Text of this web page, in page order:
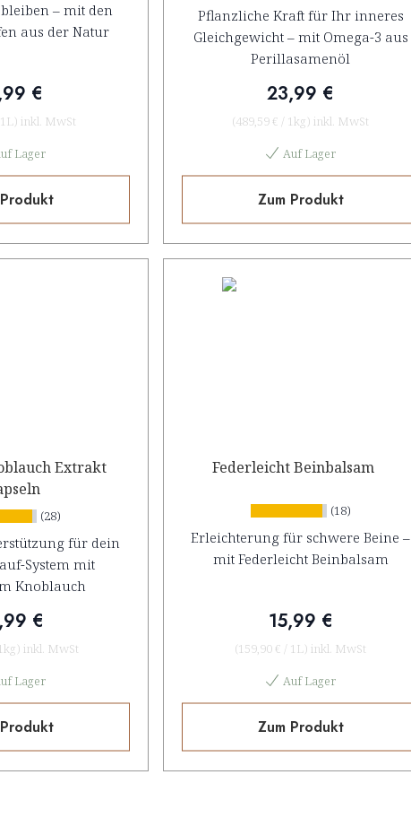
– mit den
aus der Natur
€
1L) inkl. MwSt
Lager
Pflanzliche Kraft für Ihr inneres
Gleichgewicht – mit Omega-3 aus
Perillasamenöl
23,99 €
(489,59 € / 1kg) inkl. MwSt
Auf Lager
Zum Produkt
Extrakt
(28)
für dein
System mit
Knoblauch
€
) inkl. MwSt
Lager
Federleicht Beinbalsam
(18)
Erleichterung für schwere Beine –
mit Federleicht Beinbalsam
15,99 €
(159,90 € / 1L) inkl. MwSt
Auf Lager
Zum Produkt